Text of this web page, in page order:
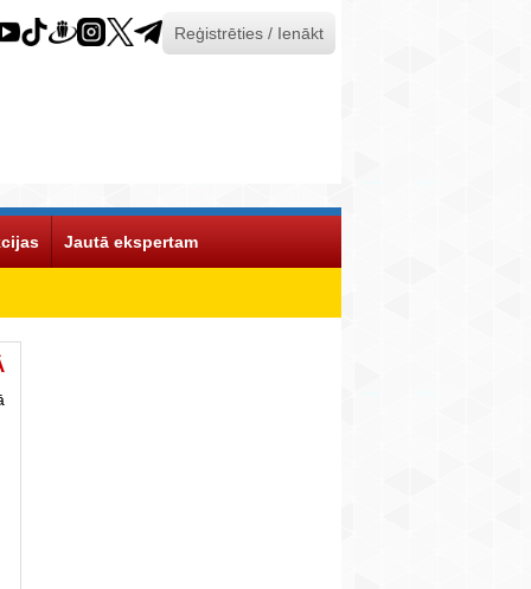
Reģistrēties / Ienākt
Jautā ekspertam